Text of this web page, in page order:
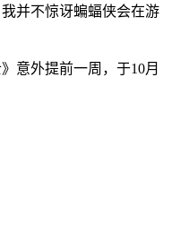
并不惊讶蝙蝠侠会在游
意外提前一周，于10月